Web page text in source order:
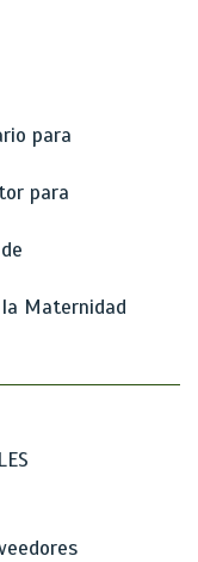
para
para
Maternidad